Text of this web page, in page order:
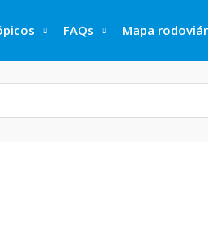
FAQs Mapa